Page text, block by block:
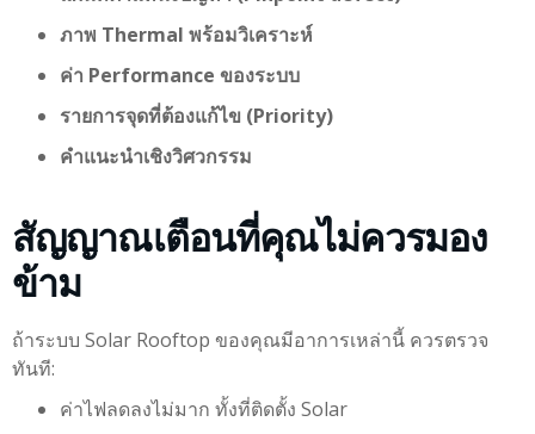
ภาพ Thermal พร้อมวิเคราะห์
ค่า Performance ของระบบ
รายการจุดที่ต้องแก้ไข (Priority)
คำแนะนำเชิงวิศวกรรม
สัญญาณเตือนที่คุณไม่ควรมอง
ข้าม
ถ้าระบบ Solar Rooftop ของคุณมีอาการเหล่านี้ ควรตรวจ
ทันที:
ค่าไฟลดลงไม่มาก ทั้งที่ติดตั้ง Solar